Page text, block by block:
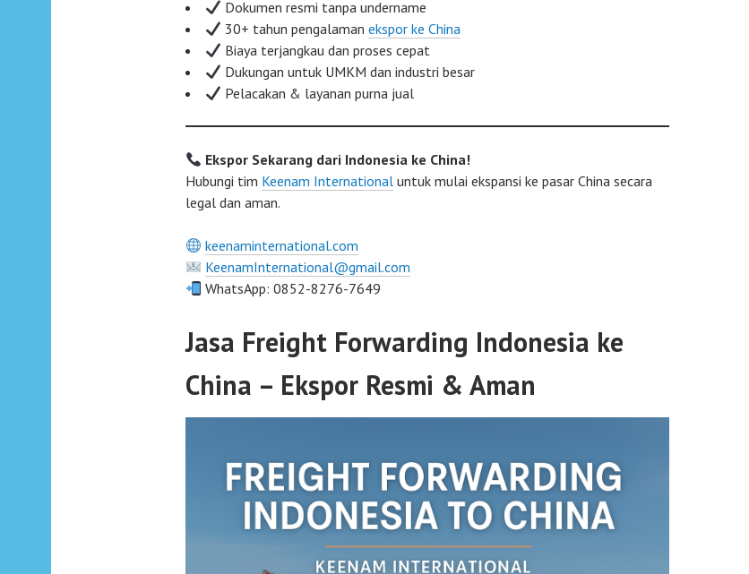
Dokumen resmi tanpa undername
30+ tahun pengalamanekspor ke China
Biaya terjangkau dan proses cepat
Dukungan untuk UMKM dan industri besar
Pelacakan & layanan purna jual
Ekspor Sekarang dari Indonesia ke China!
Hubungi tim Keenam International untuk mulai ekspansi ke pasar China secara
legal dan aman.
keenaminternational.com
KeenamInternational@gmail.com
WhatsApp: 0852-8276-7649
Jasa Freight Forwarding Indonesia ke
China – Ekspor Resmi & Aman